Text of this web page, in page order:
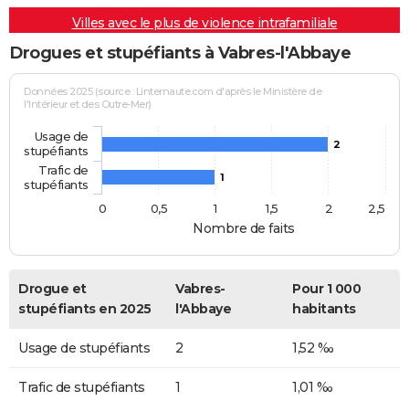
Villes avec le plus de violence intrafamiliale
Drogues et stupéfiants à Vabres-l'Abbaye
Nombre de faits
Données 2025 (source : Linternaute.com d'après le Ministère de
l'Intérieur et des Outre-Mer)
2
1
Usage de
stupéfiants
Trafic de
stupéfiants
0
0,5 1 1,5 2 2,5
Drogue et
stupéfiants en 2025
Vabres-
l'Abbaye
Pour 1 000
habitants
Usage de stupéfiants 2 1,52 ‰
Trafic de stupéfiants 1 1,01 ‰